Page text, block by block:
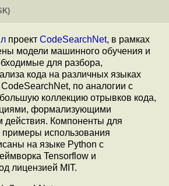
проект CodeSearchNet, в рамках
модели машинного обучения и
для разбора,
кода на различных языках
по аналогии с
коллекцию отрывков кода,
формализующими
Компоненты для
использования
на языке Python с
Tensorflow и
лицензией MIT.